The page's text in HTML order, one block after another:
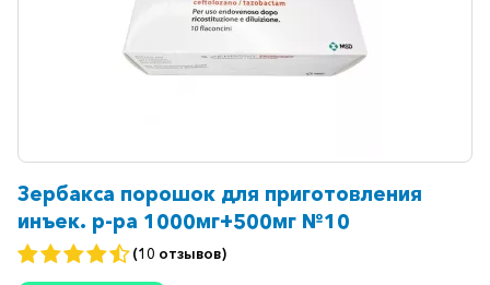
Зербакса порошок для приготовления
инъек. р-ра 1000мг+500мг №10
(10 отзывов)